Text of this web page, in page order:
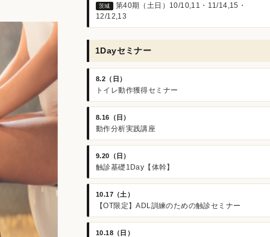
茨城
第40期（土日）10/10,11・11/14,15・
12/12,13
1Dayセミナー
8.2（日）
トイレ動作獲得セミナー
8.16（日）
動作分析実践講座
9.20（日）
触診基礎1Day【体幹】
10.17（土）
【OT限定】ADL訓練のための触診セミナー
10.18（日）